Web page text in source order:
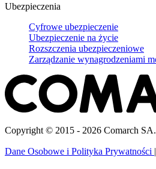
Ubezpieczenia
Cyfrowe ubezpieczenie
Ubezpieczenie na życie
Rozszczenia ubezpieczeniowe
Zarządzanie wynagrodzeniami
Copyright © 2015 - 2026 Comarch
Dane Osobowe i Polityka Prywatności |